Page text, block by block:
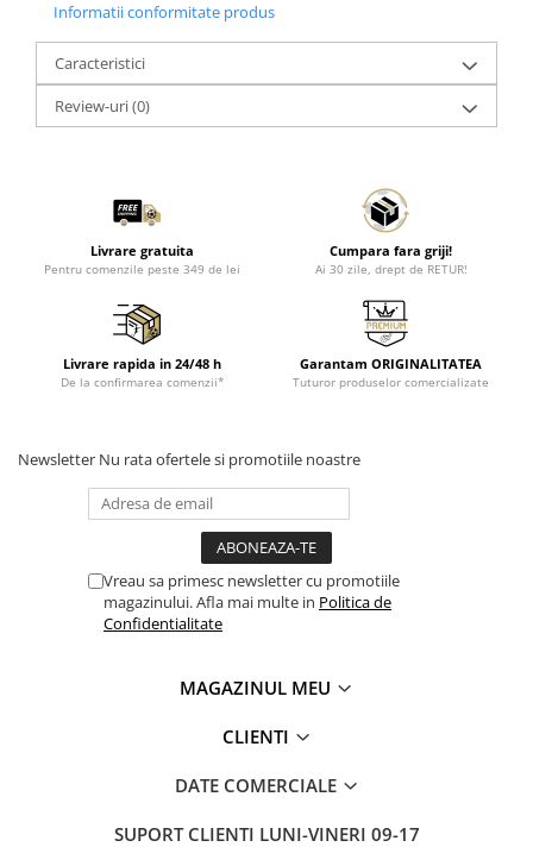
Informatii conformitate produs
Caracteristici
Review-uri(0)
Livrare gratuita
Pentru comenzile peste 349 de lei
Cumpara fara griji!
Ai 30 zile, drept de RETUR!
Livrare rapida in 24/48 h
De la confirmarea comenzii*
Garantam ORIGINALITATEA
Tuturor produselor comercializate
Newsletter Nu rata ofertele si promotiile noastre
Vreau sa primesc newsletter cu promotiile
magazinului. Afla mai multe in Politica de
Confidentialitate
MAGAZINUL MEU
CLIENTI
DATE COMERCIALE
SUPORT CLIENTI LUNI-VINERI 09-17